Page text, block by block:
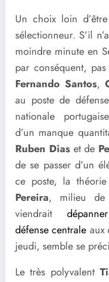
Un choix loin
sélectionneur. S’il
moindre minute en
par conséquent,
Fernando Santos,
au poste de
nationale
d’un manque
Ruben Diaset de
de se passer d’un
ce poste, la
Pereira, milieu de
viendrait
défense centrale aux
jeudi, semble se
Le très polyvalent